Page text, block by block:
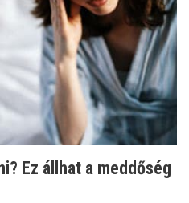
Ez állhat a meddőség